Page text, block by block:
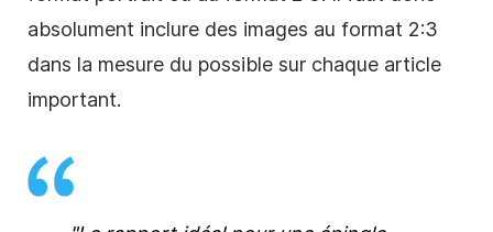
absolument inclure des images au format 2:3
dans la mesure du possible sur chaque article
important.